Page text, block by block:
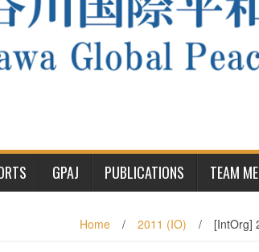
GPAJ PUBLICATIONS TEAM
Home / 2011 (IO) / [IntOrg]